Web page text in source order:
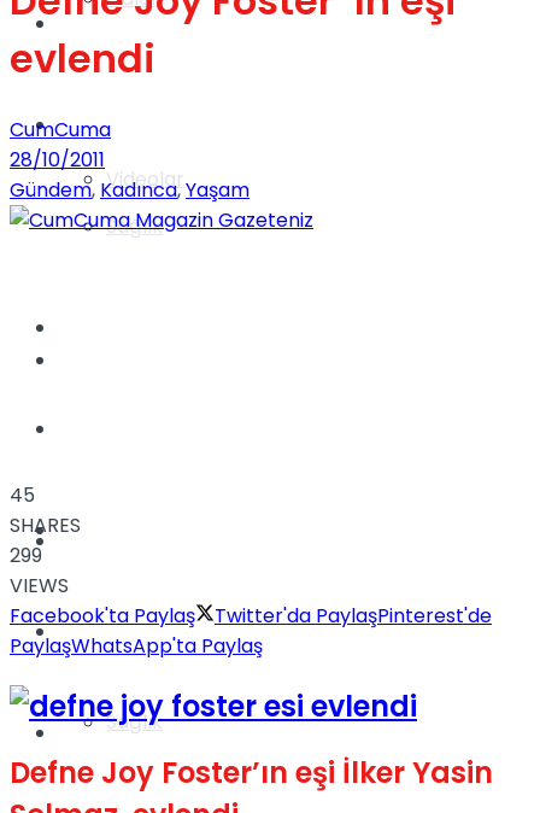
Videolar
Yaşam
Sağlık
Gündem
Yaşam
Sağlık
Dünya
Türkiye
Müzik
evlendi
CumCuma
28/10/2011
Gündem, Kadınca,Yaşam
45
SHARES
299
VIEWS
Facebook'ta Paylaş
Twitter'da PaylaşPinterest'de
PaylaşWhatsApp'ta Paylaş
Defne Joy Foster’ın eşi İlker Yasin